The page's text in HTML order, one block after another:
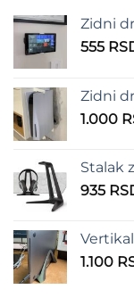
Zidni
555
Zidni
1.000
Stalak
935
1.100